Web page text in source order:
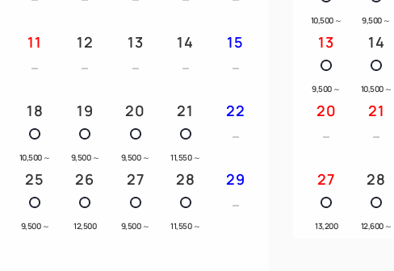
■アメニティ各種
・ラベンダーとフ
・歯ブラシ ・コ
シュタオル ・ハン
■注意事項■
※全館禁煙でござ
※5歳以下の添い
11 12 13 14 15
18
10,500 ～
19
9,500 ～
20
9,500 ～
21
11,550 ～
22
25
9,500 ～
26
12,500
27
9,500 ～
28
11,550 ～
29
10,500 ～ 9,500 ～
13
9,500 ～
14
10,500 ～
20 21
27
13,200
28
12,600 ～